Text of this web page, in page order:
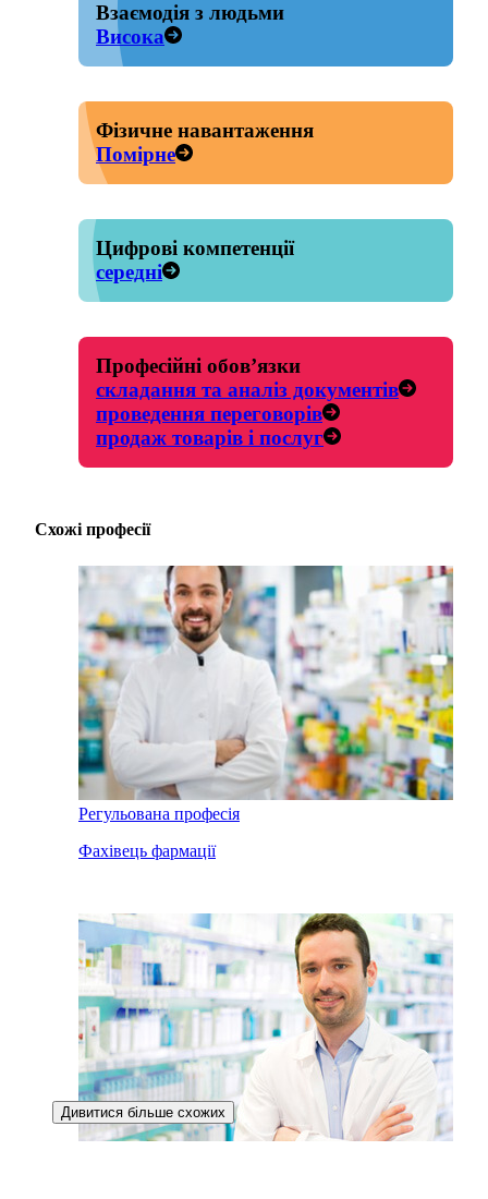
Взаємодія з людьми
Висока
Фізичне навантаження
Помірне
Цифрові компетенції
середні
Професійні обов’язки
складання та аналіз документів
проведення переговорів
продаж товарів і послуг
Схожі професії
Регульована професія
Фахівець фармації
Дивитися більше схожих